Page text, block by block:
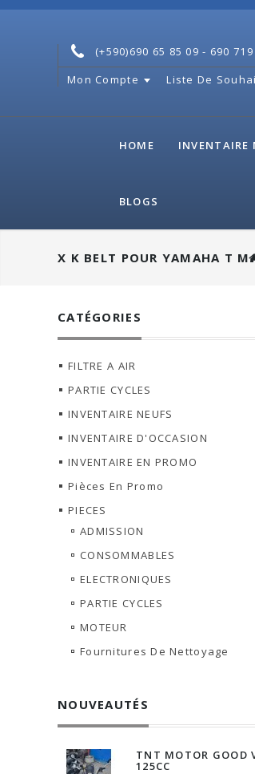
(+590)690 65 85 09 - 690 719
Mon Compte
Liste De
HOME INVENTAIRE
BLOGS
X K BELT POUR YAMAHA T
CATÉGORIES
FILTRE A AIR
PARTIE CYCLES
INVENTAIRE NEUFS
INVENTAIRE D'OCCASION
INVENTAIRE EN PROMO
Pièces En Promo
PIECES
ADMISSION
CONSOMMABLES
ELECTRONIQUES
PARTIE CYCLES
MOTEUR
Fournitures De Nettoyage
NOUVEAUTÉS
TNT MOTOR GOOD
125CC